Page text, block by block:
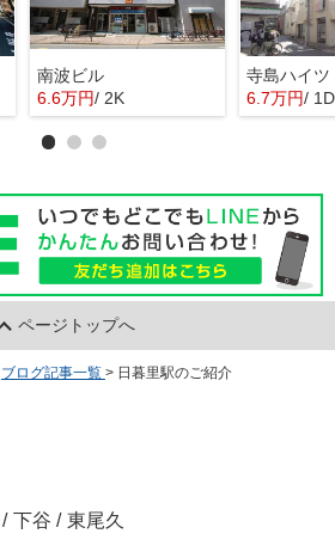
南波ビル
6.6万円/ 2K
寺島ハイツ
6.7万円/
ページトップへ
ブログ記事一覧 > 日暮里駅のご紹介
/ 下谷 / 東尾久